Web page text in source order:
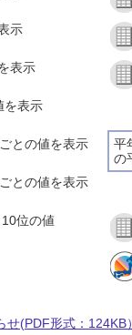
示
表示
を表示
平
の
との値を表示
との値を表示
位の値
(PDF形式：124KB）